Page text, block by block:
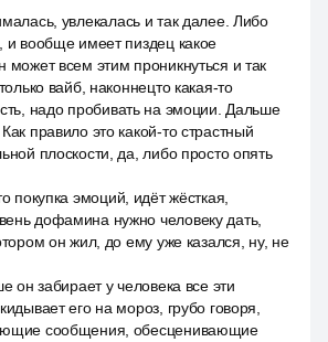
увлекалась и так далее. Либо
и вообще имеет пиздец какое
может всем этим проникнуться и так
вайб, наконнецто какая-то
надо пробивать на эмоции. Дальше
правило это какой-то страстный
плоскости, да, либо просто опять
покупка эмоций, идёт жёсткая,
дофамина нужно человеку дать,
он жил, до ему уже казался, ну, не
он забирает у человека все эти
его на мороз, грубо говоря,
сообщения, обесценивающие